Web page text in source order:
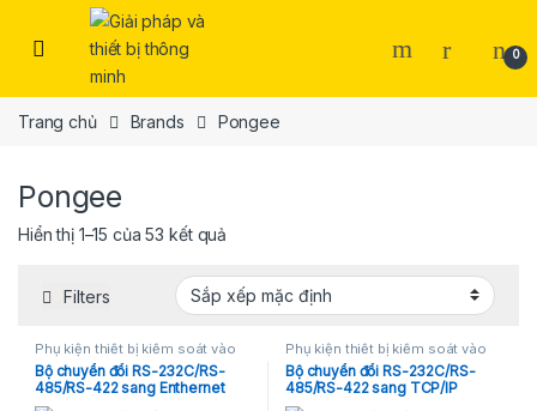
Skip to navigation
Skip to content
Open 0
Trang chủ Brands Pongee
Pongee
Hiển thị 1–15 của 53 kết quả
Filters
Phụ kiện thiết bị kiểm soát vào
ra
Bộ chuyển đổi RS-232C/RS-
485/RS-422 sang Enthernet
Pegasus (PC-T100) (Taiwan)
Phụ kiện thiết bị kiểm soát vào
ra
Bộ chuyển đổi RS-232C/RS-
485/RS-422 sang TCP/IP
Ethernet Converter Pegasus